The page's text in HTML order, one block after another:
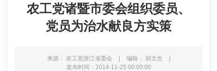
农工党诸暨市委会组织委员、
党员为治水献良方实策
来源： 农工党浙江省委会 | 编辑： 胡文生
|
发布时间：2014-11-25 00:00:00